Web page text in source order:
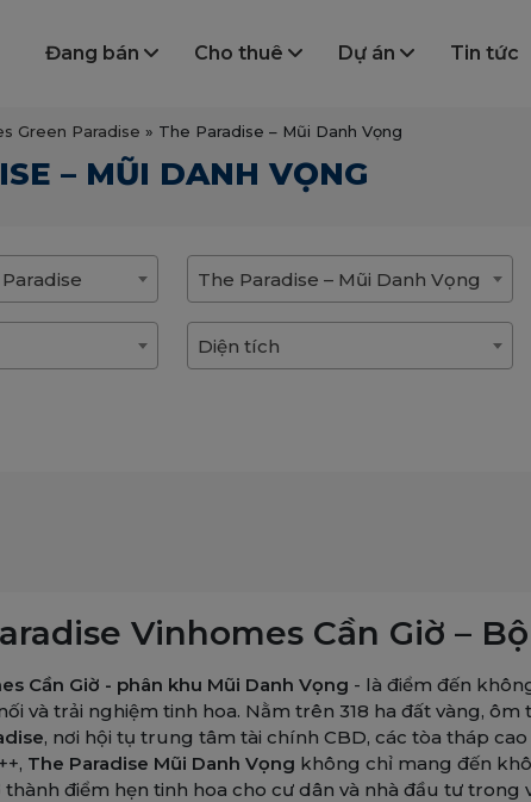
Đang bán Cho thuê Dự án Tin tức
Green Paradise » The Paradise – Mũi Danh Vọng
– MŨI DANH VỌNG
The Paradise – Mũi Danh Vọng
Diện tích
Vinhomes Cần Giờ –
Cần Giờ - phân khu Mũi Danh Vọng - là điểm đến
và trải nghiệm tinh hoa. Nằm trên 318 ha đất vàng,
, nơi hội tụ trung tâm tài chính CBD, các tòa tháp
The Paradise Mũi Danh Vọng không chỉ mang đến
điểm hẹn tinh hoa cho cư dân và nhà đầu tư trong